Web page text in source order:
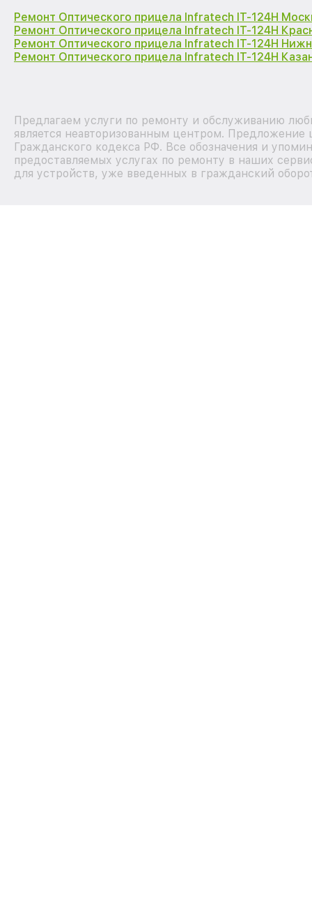
Ремонт Оптического прицела Infratech IT-124Н
Ремонт Оптического прицела Infratech IT-124Н
Ремонт Оптического прицела Infratech IT-124Н
Ремонт Оптического прицела Infratech IT-124Н
Предлагаем услуги по ремонту и обслуживанию
является неавторизованным центром.
Гражданского кодекса РФ. Все обозначения и
предоставляемых услугах по ремонту в наших
для устройств, уже введенных в гражданский